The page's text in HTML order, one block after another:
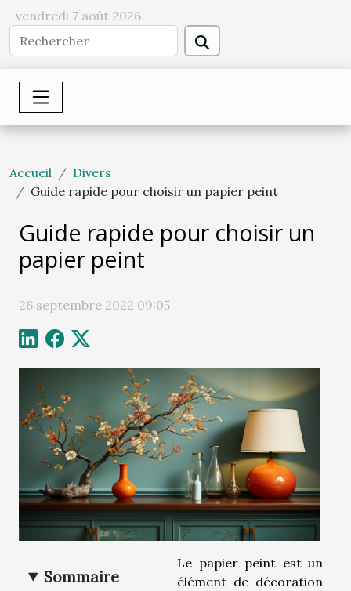
vendredi 7 août 2026
Accueil
Divers
Guide rapide pour choisir un papier peint
Guide rapide pour choisir un
papier peint
26 septembre 2022 09:05
Sommaire
Le papier peint est un
élément de décoration